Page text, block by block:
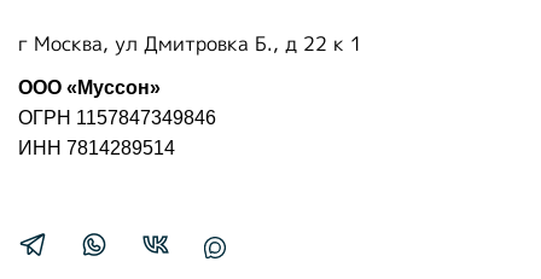
г Москва, ул Дмитровка Б., д 22 к 1
ООО «Муссон»
ОГРН 1157847349846
ИНН 7814289514